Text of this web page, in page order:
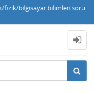
fizik/bilgisayar bilimleri soru